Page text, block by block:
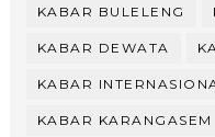
KABAR BULELENG
KABAR DEWATA
KABAR
KABAR KARANGASEM